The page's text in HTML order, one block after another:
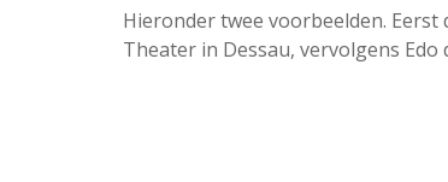
Hieronder twee voorbeelden.
Theater in Dessau, vervolgens